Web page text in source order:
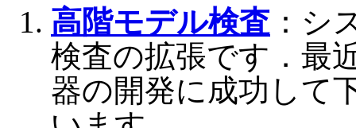
高階モデル検査 ：シ
検査の拡張です．最
器の開発に成功して